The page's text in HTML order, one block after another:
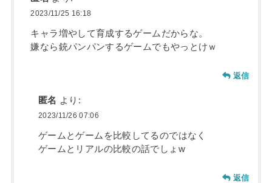
2023/11/25 16:18
キャラ増やして育成するゲームだからな。
嫌なら銃パンパンするゲームでもやっとけｗ
返信
匿名 より:
2023/11/26 07:06
ゲームとゲームを比較してるのではなく
ゲームとリアルの比較の話でしょw
返信